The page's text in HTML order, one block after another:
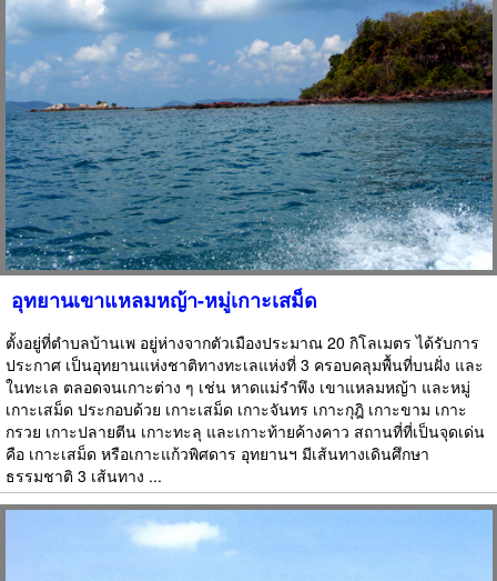
อุทยานเขาแหลมหญ้า-หมู่เกาะเสม็ด
ตั้งอยู่ที่ตำบลบ้านเพ อยู่ห่างจากตัวเมืองประมาณ 20 กิโลเมตร ได้รับการ
ประกาศ เป็นอุทยานแห่งชาติทางทะเลแห่งที่ 3 ครอบคลุมพื้นที่บนฝั่ง และ
ในทะเล ตลอดจนเกาะต่าง ๆ เช่น หาดแม่รำพึง เขาแหลมหญ้า และหมู่
เกาะเสม็ด ประกอบด้วย เกาะเสม็ด เกาะจันทร เกาะกุฎิ เกาะขาม เกาะ
กรวย เกาะปลายตีน เกาะทะลุ และเกาะท้ายค้างคาว สถานที่ที่เป็นจุดเด่น
คือ เกาะเสม็ด หรือเกาะแก้วพิศดาร อุทยานฯ มีเส้นทางเดินศึกษา
ธรรมชาติ 3 เส้นทาง ...